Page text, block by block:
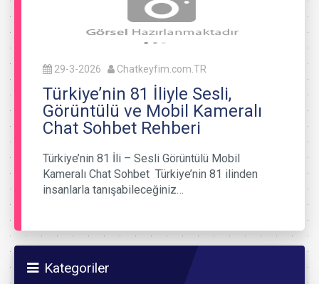
29-3-2026 Chatkeyfim.com.TR
Türkiye’nin 81 İliyle Sesli,
Görüntülü ve Mobil Kameralı
Chat Sohbet Rehberi
Türkiye’nin 81 İli – Sesli Görüntülü Mobil
Kameralı Chat Sohbet Türkiye’nin 81 ilinden
insanlarla tanışabileceğiniz…
Kategoriler